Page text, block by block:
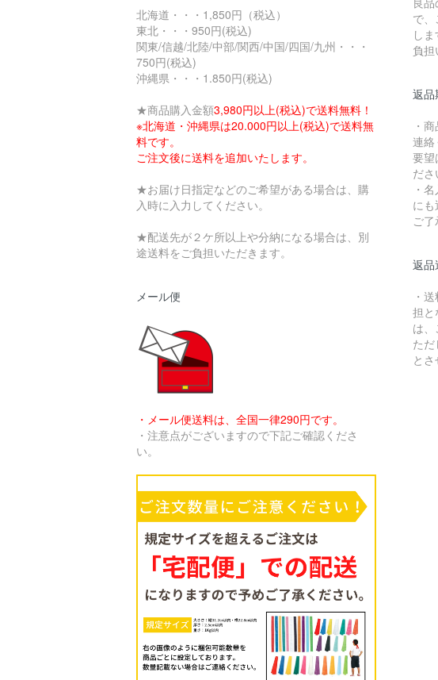
北海道・・・1,850円（税込）
東北・・・950円(税込)
関東/信越/北陸/中部/関西/中国/四国/九州・・・
750円(税込)
沖縄県・・・1.850円(税込)
★商品購入金額3,980円以上(税込)で送料無料！
※北海道・沖縄県は20.000円以上(税込)で送料無
料です。
ご注文後に送料を追加いたします。
★お届け日指定などのご希望がある場合は、購
入時に入力してください。
★配送先が２ケ所以上や分納になる場合は、別
途送料をご負担いただきます。
メール便
・メール便送料は、全国一律290円です。
・注意点がございますので下記ご確認くださ
い。
で
し
負担
返品
・
連絡
要望
ださ
・
に
ご了
返品
・
担と
は、
た
とさ